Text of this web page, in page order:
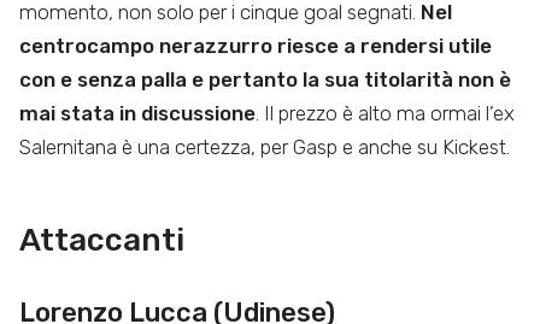
momento, non solo per i cinque goal segnati. Nel
centrocampo nerazzurro riesce a rendersi utile
con e senza palla e pertanto la sua titolarità non è
mai stata in discussione . Il prezzo è alto ma ormai l’ex
Salernitana è una certezza, per Gasp e anche su Kickest.
Attaccanti
Lorenzo Lucca (Udinese)